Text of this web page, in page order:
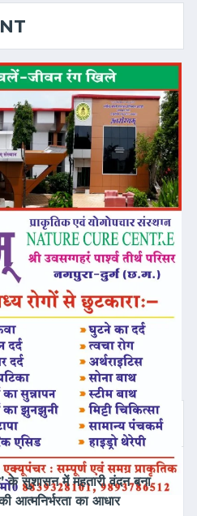
❯
के सुशासन में महतारी वंदन बना
आत्मनिर्भरता का आधार